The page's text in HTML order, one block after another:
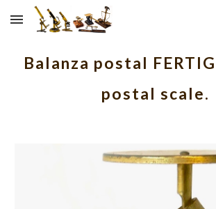
Skip to main content
Balanza postal
postal scale.